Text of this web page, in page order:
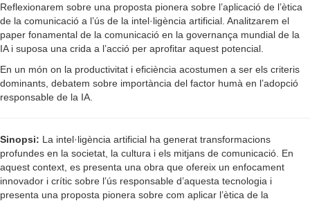
Reflexionarem sobre una proposta pionera sobre l’aplicació de l’ètica
de la comunicació a l’ús de la intel·ligència artificial. Analitzarem el
paper fonamental de la comunicació en la governança mundial de la
IA i suposa una crida a l’acció per aprofitar aquest potencial.
En un món on la productivitat i eficiència acostumen a ser els criteris
dominants, debatem sobre importància del factor humà en l’adopció
responsable de la IA.
Sinopsi: La intel·ligència artificial ha generat transformacions
profundes en la societat, la cultura i els mitjans de comunicació. En
aquest context, es presenta una obra que ofereix un enfocament
innovador i crític sobre l’ús responsable d’aquesta tecnologia i
presenta una proposta pionera sobre com aplicar l’ètica de la